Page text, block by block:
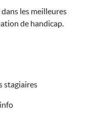
les meilleures
de handicap.
stagiaires